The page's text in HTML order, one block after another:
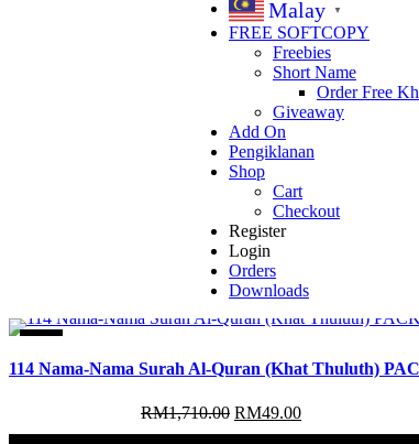
Malay ▼
FREE SOFTCOPY
Freebies
Short Name
Order Free
Giveaway
Add On
Pengiklanan
Shop
Cart
Checkout
Register
Login
Orders
Downloads
114 Nama-Nama Surah Al-Quran (Khat Thuluth)
RM1,710.00 Original
price
RM49.00Current
price